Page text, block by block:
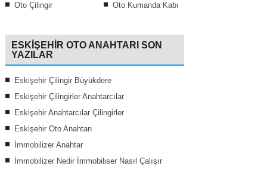
Oto Çilingir
Oto Kumanda Kabı
ESKIŞEHIR OTO ANAHTARI SON
YAZILAR
Eskişehir Çilingir Büyükdere
Eskişehir Çilingirler Anahtarcılar
Eskişehir Anahtarcılar Çilingirler
Eskişehir Oto Anahtarı
İmmobilizer Anahtar
İmmobilizer Nedir İmmobiliser Nasıl Çalışır